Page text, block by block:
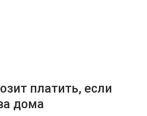
платить, если
дома